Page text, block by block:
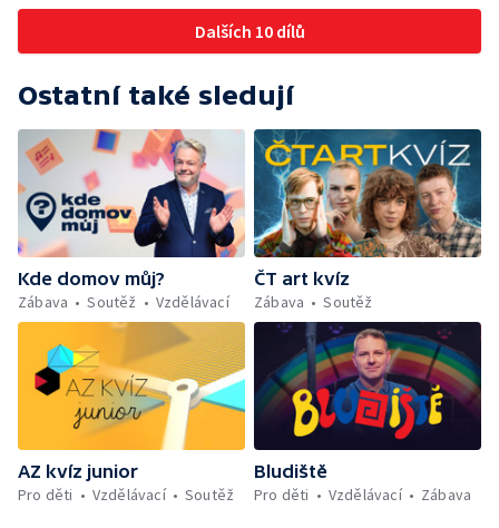
Dalších 10 dílů
Ostatní také sledují
Kde domov můj?
Zábava
Soutěž Vzdělávací
ČT art kvíz
Zábava
Soutěž
AZ kvíz junior
Pro děti
Vzdělávací Soutěž
Bludiště
Pro děti
Vzdělávací Zábava